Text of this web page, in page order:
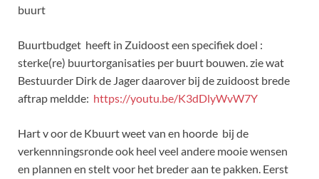
buurt
Buurtbudget heeft in Zuidoost een specifiek doel :
sterke(re) buurtorganisaties per buurt bouwen.zie wat
Bestuurder Dirk de Jager daarover bij de zuidoost brede
aftrap meldde: https://youtu.be/K3dDlyWvW7Y
Hart v oor de Kbuurt weet van en hoorde bij de
verkennningsronde ook heel veel andere mooie wensen
en plannen en stelt voor het breder aan te pakken. Eerst